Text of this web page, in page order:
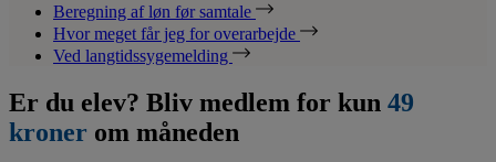
Beregning af løn før samtale
Hvor meget får jeg for overarbejde
Ved langtidssygemelding
Er du elev? Bliv medlem for kun 49
kroner om måneden